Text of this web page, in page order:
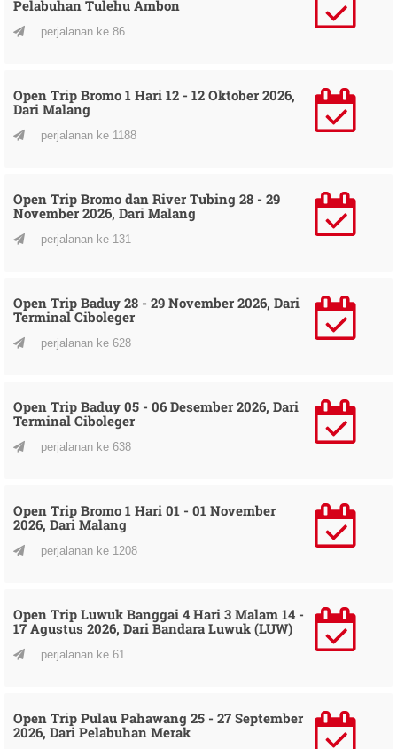
Pelabuhan Tulehu Ambon
perjalanan ke 86
Open Trip Bromo 1 Hari 12 - 12 Oktober 2026,
Dari Malang
perjalanan ke 1188
Open Trip Bromo dan River Tubing 28 - 29
November 2026, Dari Malang
perjalanan ke 131
Open Trip Baduy 28 - 29 November 2026, Dari
Terminal Ciboleger
perjalanan ke 628
Open Trip Baduy 05 - 06 Desember 2026, Dari
Terminal Ciboleger
perjalanan ke 638
Open Trip Bromo 1 Hari 01 - 01 November
2026, Dari Malang
perjalanan ke 1208
Open Trip Luwuk Banggai 4 Hari 3 Malam 14 -
17 Agustus 2026, Dari Bandara Luwuk (LUW)
perjalanan ke 61
Open Trip Pulau Pahawang 25 - 27 September
2026, Dari Pelabuhan Merak